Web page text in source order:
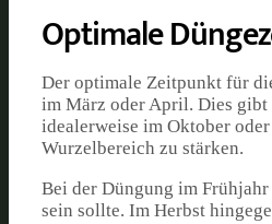
Optimale
Der optimale Zeitpunkt für
im März oder April. Dies gibt
idealerweise im Oktober
Wurzelbereich zu stärken.
Bei der Düngung im
sein sollte. Im Herbst